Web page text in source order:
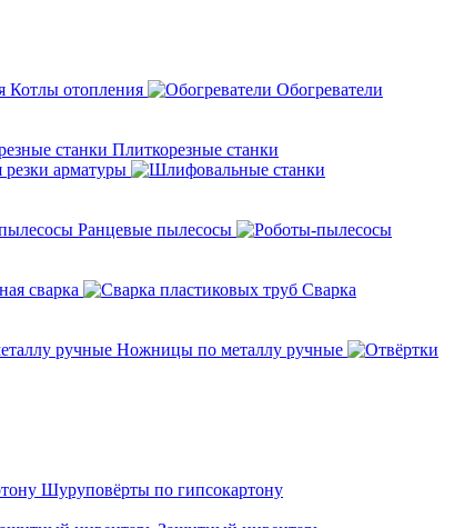
Котлы отопления
Обогреватели
Плиткорезные станки
резки арматуры
Ранцевые пылесосы
сварка
Cварка
Ножницы по металлу ручные
Шуруповёрты по гипсокартону